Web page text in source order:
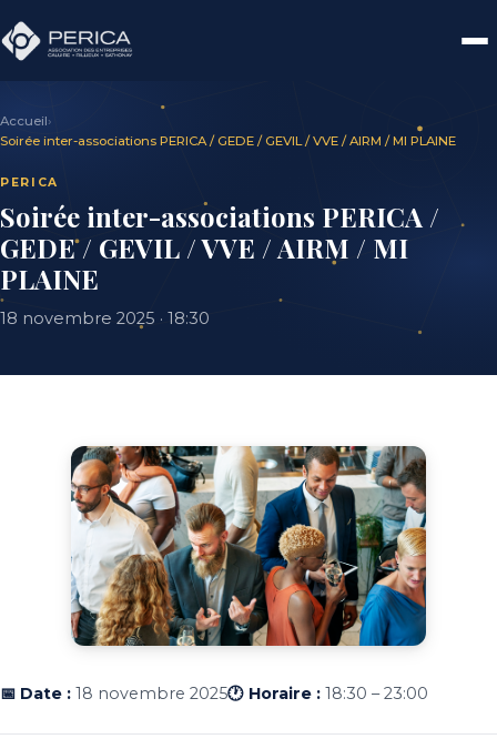
Accueil›
Soirée inter-associations PERICA / GEDE / GEVIL / VVE / AIRM / MI PLAINE
PERICA
Soirée inter-associations PERICA /
GEDE / GEVIL / VVE / AIRM / MI
PLAINE
18 novembre 2025 · 18:30
📅 Date : 18 novembre 2025🕐 Horaire : 18:30 – 23:00